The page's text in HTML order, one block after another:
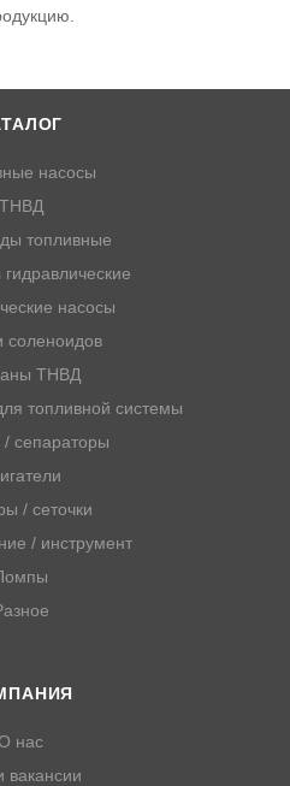
насосы
ТНВД
топливные
насосы
соленоидов
ТНВД
топливной системы
сепараторы
/ сеточки
/ инструмент
нас
вакансии